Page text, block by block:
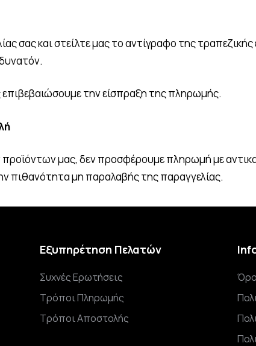
σας και στείλτε μας το αντίγραφο της
επιβεβαιώσουμε την είσπραξη της πληρωμής.
μας, δεν προσφέρουμε πληρωμή με
πιθανότητα μη παραλαβής της παραγγελίας.
Εξυπηρέτηση Πελατών
Συχνές Ερωτήσεις
Τρόποι Πληρωμής
Τρόποι Αποστολής